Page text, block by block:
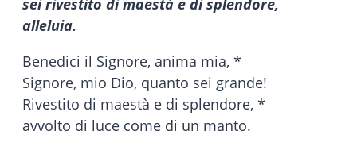
sei rivestito di maestà e di splendore,
alleluia.
Benedici il Signore, anima mia, *
Signore, mio Dio, quanto sei grande!
Rivestito di maestà e di splendore, *
avvolto di luce come di un manto.